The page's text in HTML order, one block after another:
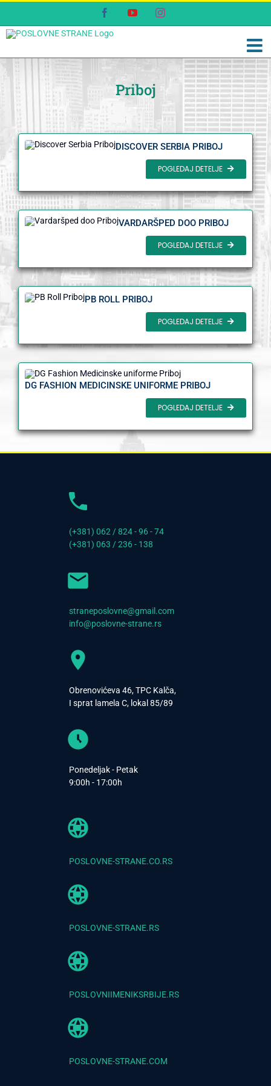
content
FacebookYouTubeInstagram
Priboj
DISCOVER SERBIA PRIBOJ
POGLEDAJ DETELJE
VARDARŠPED DOO PRIBOJ
POGLEDAJ DETELJE
PB ROLL PRIBOJ
POGLEDAJ DETELJE
DG FASHION MEDICINSKE UNIFORME PRIBOJ
POGLEDAJ DETELJE
(+381) 062 / 824 - 96 - 74
(+381) 063 / 236 - 138
straneposlovne@gmail.com
info@poslovne-strane.rs
Obrenovićeva 46, TPC Kalča,
I sprat lamela C, lokal 85/89
Ponedeljak - Petak
9:00h - 17:00h
POSLOVNE-STRANE.CO.RS
POSLOVNE-STRANE.RS
POSLOVNIIMENIKSRBIJE.RS
POSLOVNE-STRANE.COM